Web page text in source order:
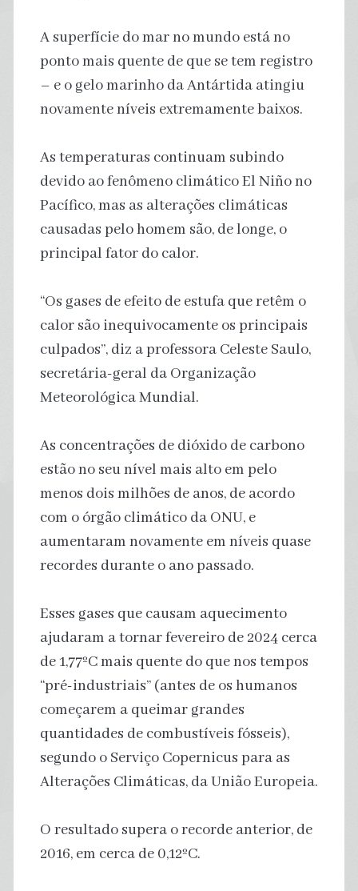
A superfície do mar no mundo está no
ponto mais quente de que se tem registro
– e o gelo marinho da Antártida atingiu
novamente níveis extremamente baixos.
As temperaturas continuam subindo
devido ao fenômeno climático El Niño no
Pacífico, mas as alterações climáticas
causadas pelo homem são, de longe, o
principal fator do calor.
“Os gases de efeito de estufa que retêm o
calor são inequivocamente os principais
culpados”, diz a professora Celeste Saulo,
secretária-geral da Organização
Meteorológica Mundial.
As concentrações de dióxido de carbono
estão no seu nível mais alto em pelo
menos dois milhões de anos, de acordo
com o órgão climático da ONU, e
aumentaram novamente em níveis quase
recordes durante o ano passado.
Esses gases que causam aquecimento
ajudaram a tornar fevereiro de 2024 cerca
de 1,77ºC mais quente do que nos tempos
“pré-industriais” (antes de os humanos
começarem a queimar grandes
quantidades de combustíveis fósseis),
segundo o Serviço Copernicus para as
Alterações Climáticas, da União Europeia.
O resultado supera o recorde anterior, de
2016, em cerca de 0,12ºC.